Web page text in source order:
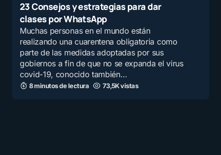
23 Consejos y estrategias para dar
clases por WhatsApp
Muchas personas en el mundo están
realizando una cuarentena obligatoria como
parte de las medidas adoptadas por sus
gobiernos a fin de que no se expanda el virus
covid-19, conocido también…
8 minutos de lectura 73,5K vistas